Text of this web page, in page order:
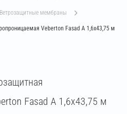
ветрозащитные мембраны
Veberton Fasad A 1,6х43,75 м
Fasad A 1,6х43,75 м